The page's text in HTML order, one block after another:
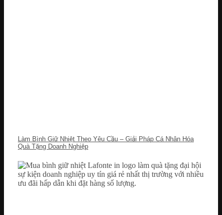
Làm Bình Giữ Nhiệt Theo Yêu Cầu – Giải Pháp Cá Nhân Hóa
Quà Tặng Doanh Nghiệp